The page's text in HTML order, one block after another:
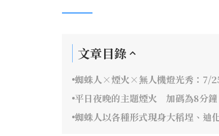
文章目錄
蜘蛛人×煙火×無人機燈光秀：7/
平日夜晚的主題煙火 加碼為8分鐘
蜘蛛人以各種形式現身大稻埕、迪